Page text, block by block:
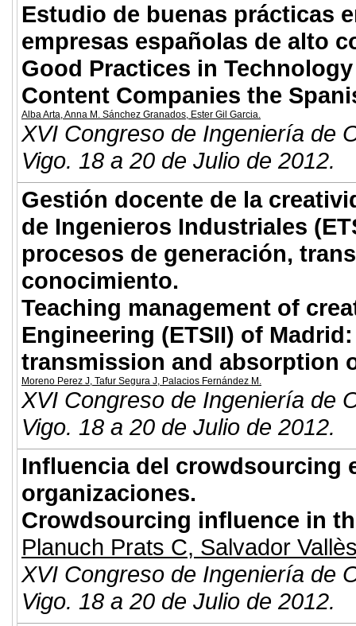
Estudio de buenas prácticas
empresas españolas de alto
Good Practices in
Content Companies the
Alba Arta,Anna M. Sánchez Granados, Ester Gil Garcia.
XVI Congreso de Ingeniería de
Vigo. 18 a 20 de Julio de 2012.
Gestión docente de la
de Ingenieros Industriales
procesos de generación,
conocimiento.
Teaching management of
Engineering (ETSII) of
transmission and absorption
Moreno Perez J, Tafur Segura J, Palacios Fernández M .
XVI Congreso de Ingeniería de
Vigo. 18 a 20 de Julio de 2012.
Influencia del crowdsourcing
organizaciones.
Crowdsourcing influence in
Planuch Prats C, Salvador
XVI Congreso de Ingeniería de
Vigo. 18 a 20 de Julio de 2012.